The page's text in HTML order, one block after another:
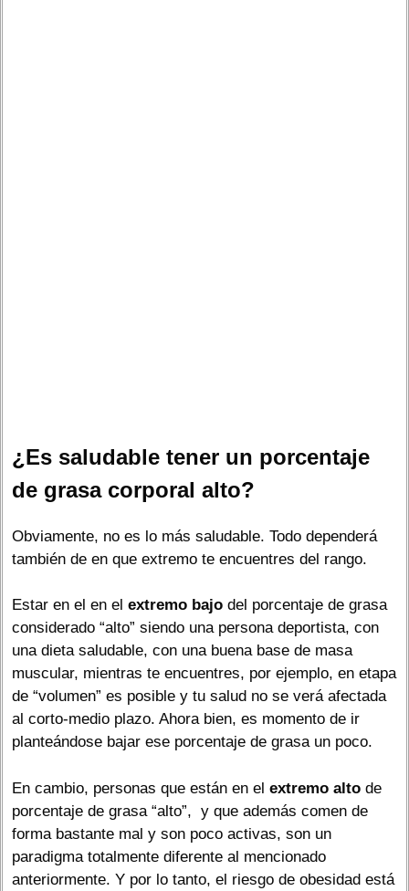
¿Es saludable tener un porcentaje
de grasa corporal alto?
Obviamente, no es lo más saludable. Todo dependerá
también de en que extremo te encuentres del rango.
Estar en el en el extremo bajo del porcentaje de grasa
considerado “alto” siendo una persona deportista, con
una dieta saludable, con una buena base de masa
muscular, mientras te encuentres, por ejemplo, en etapa
de “volumen” es posible y tu salud no se verá afectada
al corto-medio plazo. Ahora bien, es momento de ir
planteándose bajar ese porcentaje de grasa un poco.
En cambio, personas que están en el extremo alto de
porcentaje de grasa “alto”, y que además comen de
forma bastante mal y son poco activas, son un
paradigma totalmente diferente al mencionado
anteriormente. Y por lo tanto, el riesgo de obesidad está